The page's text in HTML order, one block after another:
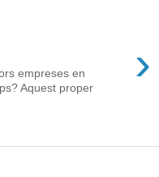
›
empreses en
Aquest proper